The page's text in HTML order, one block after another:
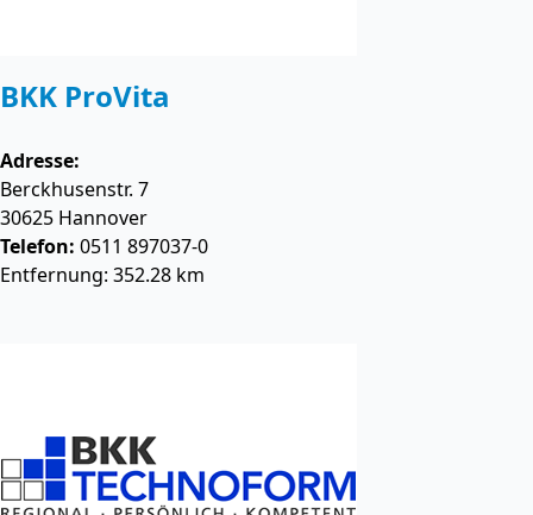
BKK ProVita
Adresse:
Berckhusenstr. 7
30625 Hannover
Telefon: 0511 897037-0
Entfernung: 352.28 km